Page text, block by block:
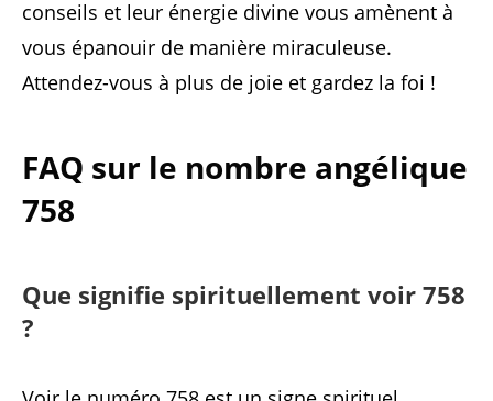
conseils et leur énergie divine vous amènent à
vous épanouir de manière miraculeuse.
Attendez-vous à plus de joie et gardez la foi !
FAQ sur le nombre angélique
758
Que signifie spirituellement voir 758
?